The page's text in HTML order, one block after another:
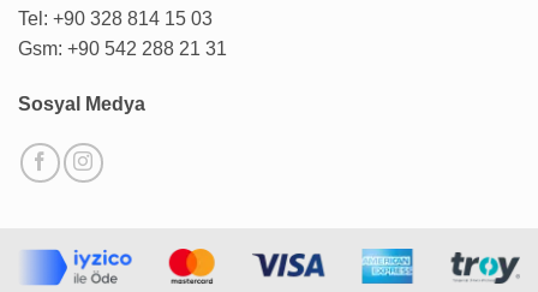
Tel: +90 328 814 15 03
Gsm: +90 542 288 21 31
Sosyal Medya